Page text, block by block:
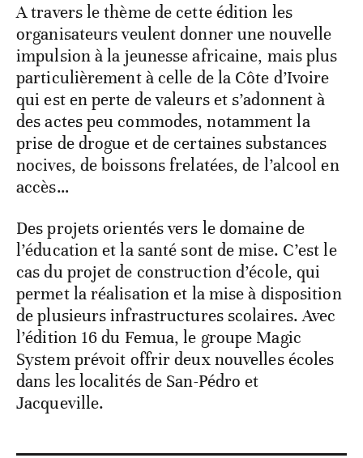
A travers le thème de cette édition les
organisateurs veulent donner une nouvelle
impulsion à la jeunesse africaine, mais plus
particulièrement à celle de la Côte d’Ivoire
qui est en perte de valeurs et s’adonnent à
des actes peu commodes, notamment la
prise de drogue et de certaines substances
nocives, de boissons frelatées, de l’alcool en
accès…
Des projets orientés vers le domaine de
l’éducation et la santé sont de mise. C’est le
cas du projet de construction d’école, qui
permet la réalisation et la mise à disposition
de plusieurs infrastructures scolaires. Avec
l’édition 16 du Femua, le groupe Magic
System prévoit offrir deux nouvelles écoles
dans les localités de San-Pédro et
Jacqueville.